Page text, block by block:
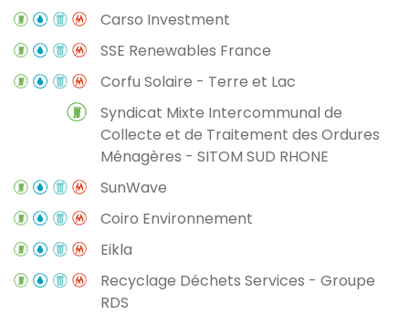
Carso Investment
SSE Renewables France
Corfu Solaire - Terre et Lac
Syndicat Mixte Intercommunal de
Collecte et de Traitement des Ordures
Ménagères - SITOM SUD RHONE
SunWave
Coiro Environnement
Eikla
Recyclage Déchets Services - Groupe
RDS